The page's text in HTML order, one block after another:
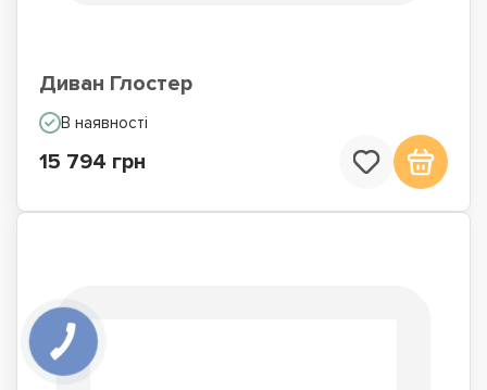
Диван Глостер
В наявності
15 794 грн